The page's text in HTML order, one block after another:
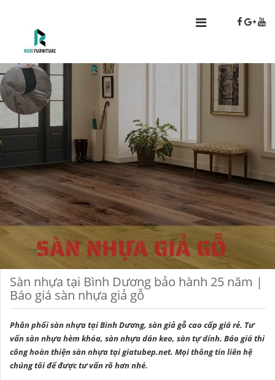
Sàn nhựa tại Bình Dương bảo hành 25 năm |
Báo giá sàn nhựa giả gỗ
Phân phối sàn nhựa tại Bình Dương, sàn giả gỗ cao cấp giá rẻ. Tư
vấn sàn nhựa hèm khóa, sàn nhựa dán keo, sàn tự dính. Báo giá thi
công hoàn thiện sàn nhựa tạigiatubep.net. Mọi thông tin liên hệ
chúng tôi để được tư vấn rõ hơn nhé.